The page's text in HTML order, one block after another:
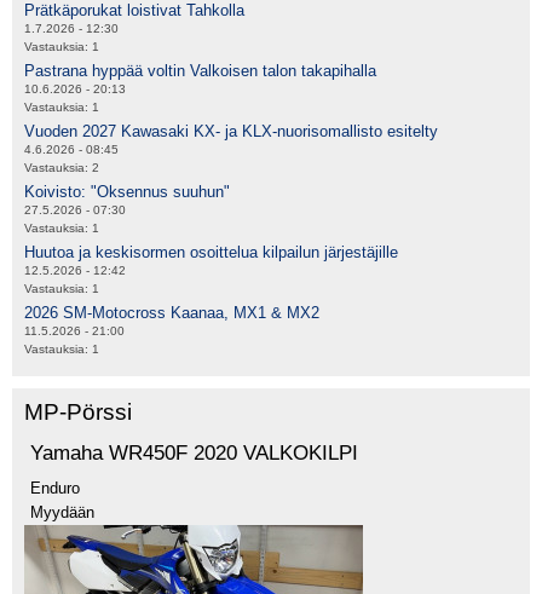
Prätkäporukat loistivat Tahkolla
1.7.2026 - 12:30
Vastauksia: 1
Pastrana hyppää voltin Valkoisen talon takapihalla
10.6.2026 - 20:13
Vastauksia: 1
Vuoden 2027 Kawasaki KX- ja KLX-nuorisomallisto esitelty
4.6.2026 - 08:45
Vastauksia: 2
Koivisto: "Oksennus suuhun"
27.5.2026 - 07:30
Vastauksia: 1
Huutoa ja keskisormen osoittelua kilpailun järjestäjille
12.5.2026 - 12:42
Vastauksia: 1
2026 SM-Motocross Kaanaa, MX1 & MX2
11.5.2026 - 21:00
Vastauksia: 1
MP-Pörssi
Yamaha WR450F 2020 VALKOKILPI
Enduro
Myydään